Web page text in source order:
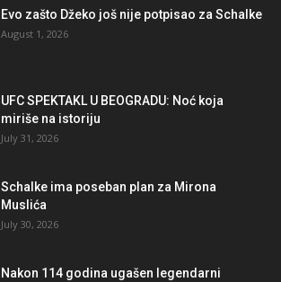
Evo zašto Džeko još nije potpisao za Schalke
August 1, 2026
UFC SPEKTAKL U BEOGRADU: Noć koja
miriše na istoriju
July 31, 2026
Schalke ima poseban plan za Mirona
Muslića
July 30, 2026
Nakon 114 godina ugašen legendarni